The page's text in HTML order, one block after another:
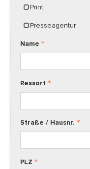
Print
Presseagentur
Name
Ressort
Straße / Hausnr.
PLZ